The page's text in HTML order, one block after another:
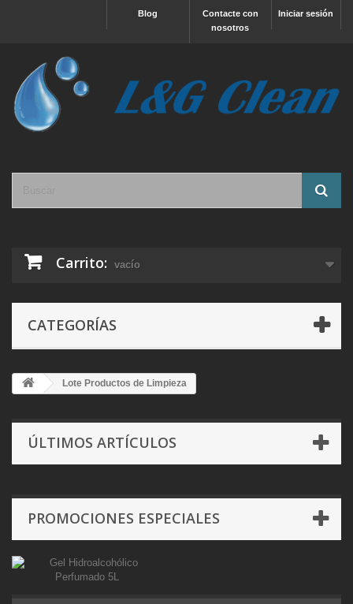
Iniciar sesión
Contacte con
nosotros
Blog
Carrito: vacío
CATEGORÍAS
Lote Productos de Limpieza
ÚLTIMOS ARTÍCULOS
PROMOCIONES ESPECIALES